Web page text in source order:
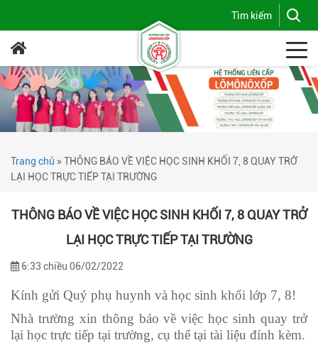
Trang chủ » THÔNG BÁO VỀ VIỆC HỌC SINH KHỐI 7, 8 QUAY TRỞ
LẠI HỌC TRỰC TIẾP TẠI TRƯỜNG
THÔNG BÁO VỀ VIỆC HỌC SINH KHỐI 7, 8 QUAY TRỞ
LẠI HỌC TRỰC TIẾP TẠI TRƯỜNG
6:33 chiều 06/02/2022
Kính gửi Quý phụ huynh và học sinh khối lớp 7, 8!
Nhà trường xin thông báo về việc học sinh quay trở
lại học trực tiếp tại trường, cụ thể tại tài liệu đính kèm.